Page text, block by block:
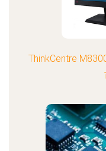
ThinkCentre